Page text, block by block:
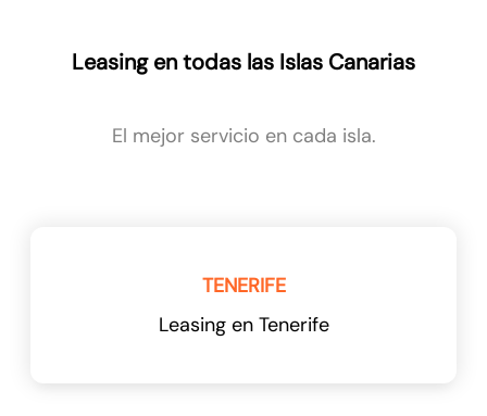
Leasing en todas las Islas Canarias
El mejor servicio en cada isla.
TENERIFE
Leasing en Tenerife